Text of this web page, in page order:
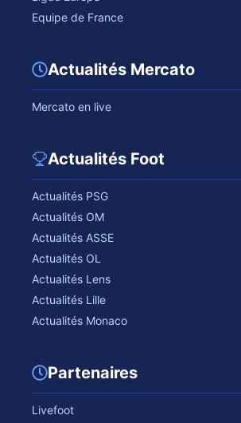
Equipe de France
Actualités Mercato
Mercato en live
Actualités Foot
Actualités PSG
Actualités OM
Actualités ASSE
Actualités OL
Actualités Lens
Actualités Lille
Actualités Monaco
Partenaires
Livefoot